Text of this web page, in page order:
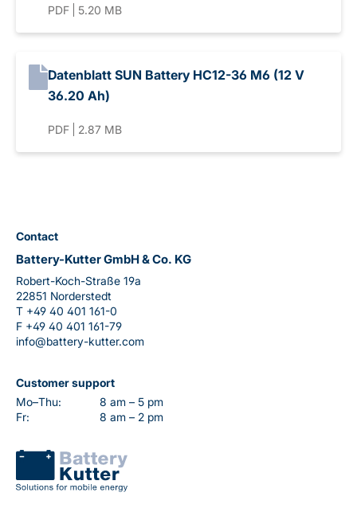
PDF 5.20 MB
Datenblatt SUN Battery HC12-36 M6 (12 V
36.20 Ah)
PDF 2.87 MB
Contact
Battery-Kutter GmbH & Co. KG
Robert-Koch-Straße 19a
22851 Norderstedt
T +49 40 401 161-0
F +49 40 401 161-79
info@battery-kutter.com
Customer support
Mo–Thu:
8 am – 5 pm
Fr:
8 am – 2 pm